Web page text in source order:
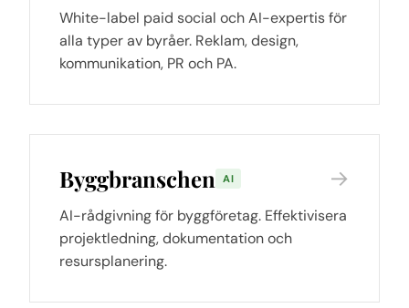
White-label paid social och AI-expertis för
alla typer av byråer. Reklam, design,
kommunikation, PR och PA.
Byggbranschen AI
AI-rådgivning för byggföretag. Effektivisera
projektledning, dokumentation och
resursplanering.
→